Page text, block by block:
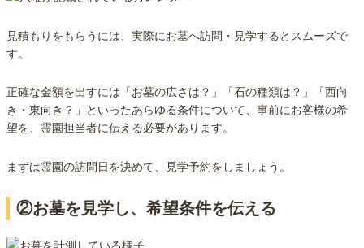
見積もりをもらうには、実際にお墓へ訪問・見学するとスムーズで
す。
正確な金額を出すには「お墓の広さは？」「石の種類は？」「西向
き・東向き？」といったあらゆる条件について、事前にお客様の希
望を、霊園担当者に伝える必要があります。
まずは霊園の訪問日を決めて、見学予約をしましょう。
②お墓を見学し、希望条件を伝える